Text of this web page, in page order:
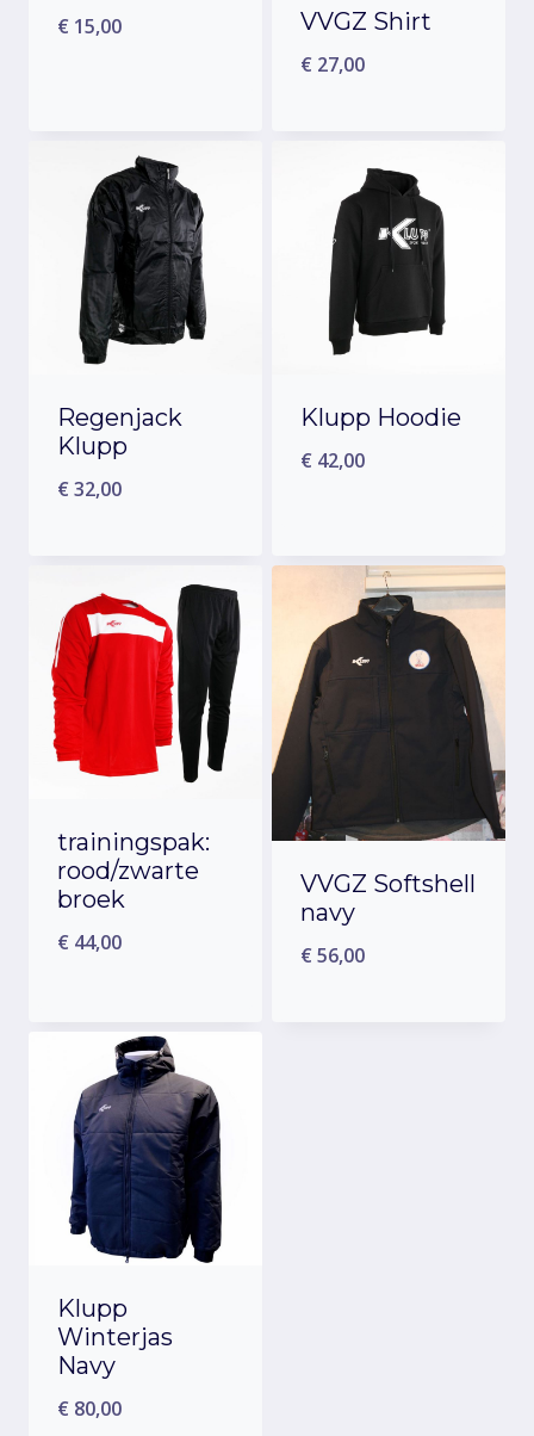
€ 15,00 VVGZ Shirt
€ 27,00
Regenjack
Klupp
€ 32,00
Klupp Hoodie
€ 42,00
trainingspak:
rood/zwarte
broek
€ 44,00
VVGZ Softshell
navy
€ 56,00
Klupp
Winterjas
Navy
€ 80,00